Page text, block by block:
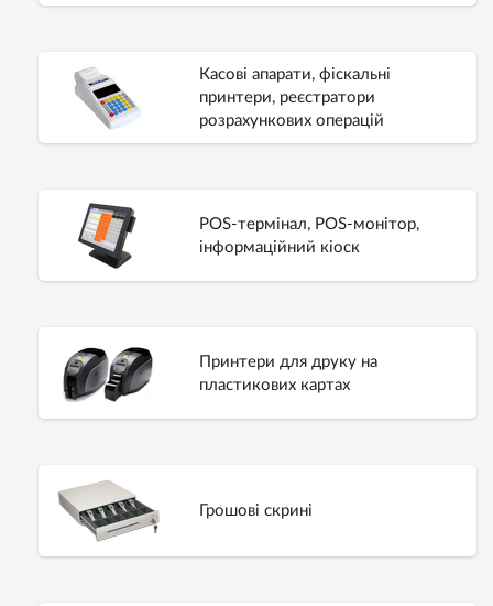
Касові апарати, фіскальні
принтери, реєстратори
розрахункових операцій
POS-термінал, POS-монітор,
інформаційний кіоск
Принтери для друку на
пластикових картах
Грошові скрині